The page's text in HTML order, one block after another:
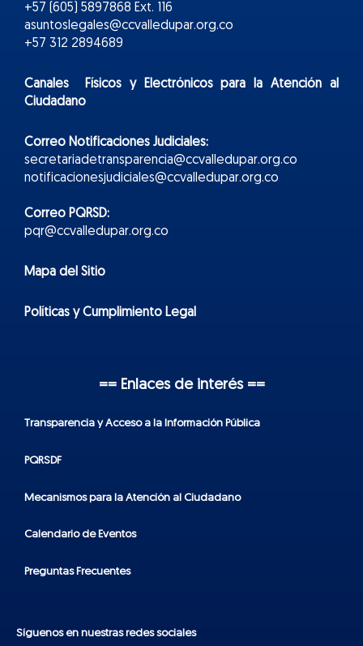
+57 (605) 5897868 Ext. 116
asuntoslegales@ccvalledupar.org.co
+57 312 2894689
Canales Físicos yElectrónicospara la Atención al
Ciudadano
Correo Notificaciones Judiciales:
secretariadetransparencia@ccvalledupar.org.co
notificacionesjudiciales@ccvalledupar.org.co
Correo PQRSD:
pqr@ccvalledupar.org.co
Mapa del Sitio
Políticas y Cumplimiento Legal
== Enlaces de interés ==
Transparencia y Acceso a la Información Pública
PQRSDF
Mecanismos para la Atención al Ciudadano
Calendario de Eventos
Preguntas Frecuentes
Síguenos en nuestras redes sociales